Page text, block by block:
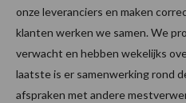
onze leveranciers en maken
klanten werken we samen. We
verwacht en hebben wekelijks
laatste is er samenwerking rond
afspraken met andere